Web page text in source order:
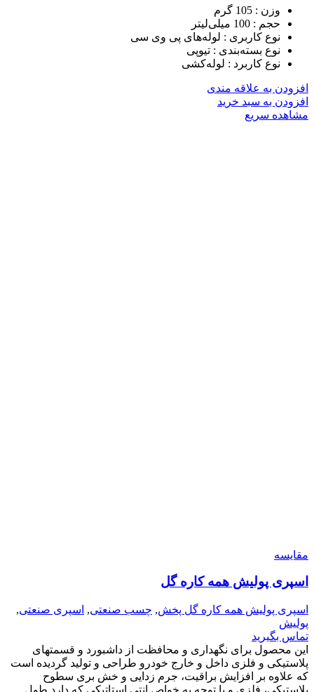
وزن : 105 گرم
حجم : 100 میلی‌لیتر
نوع کاربری : لوله‌های پی وی سی
نوع بسته‌بندی : تیوپی
نوع کاربرد : لوله‌کشی
افزودن به علاقه مندی
افزودن به سبد خرید
مشاهده سریع
مقایسه
اسپری پولیش همه کاره گل
اسپری پولیش همه کاره گل پخش, چسب صنعتی, اسپری صنعتی,
پولیش
تماس بگیرید
این محصول براى نگهدارى و محافظت از داشبورد و قسمتهاى
پلاستیکى و فلزى داخل و خارج خودرو طراحى و تولید گردیده است
که علاوه بر افزایش براقیت، جرم زدایى و خش برى سطوح
پلاستیکى، فلزى و با توجه به خواص انتى استاتیکى که دارد طول